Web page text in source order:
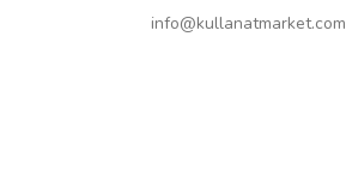
info@kullanatmarket.com